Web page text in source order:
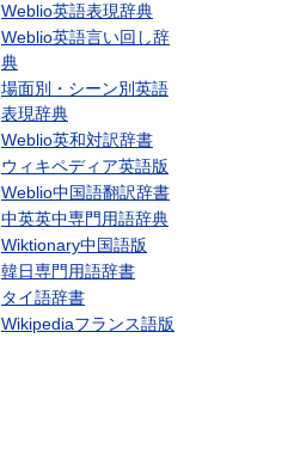
Weblio英語表現辞典
Weblio英語言い回し辞
典
場面別・シーン別英語
表現辞典
Weblio英和対訳辞書
ウィキペディア英語版
Weblio中国語翻訳辞書
中英英中専門用語辞典
Wiktionary中国語版
韓日専門用語辞書
タイ語辞書
Wikipediaフランス語版